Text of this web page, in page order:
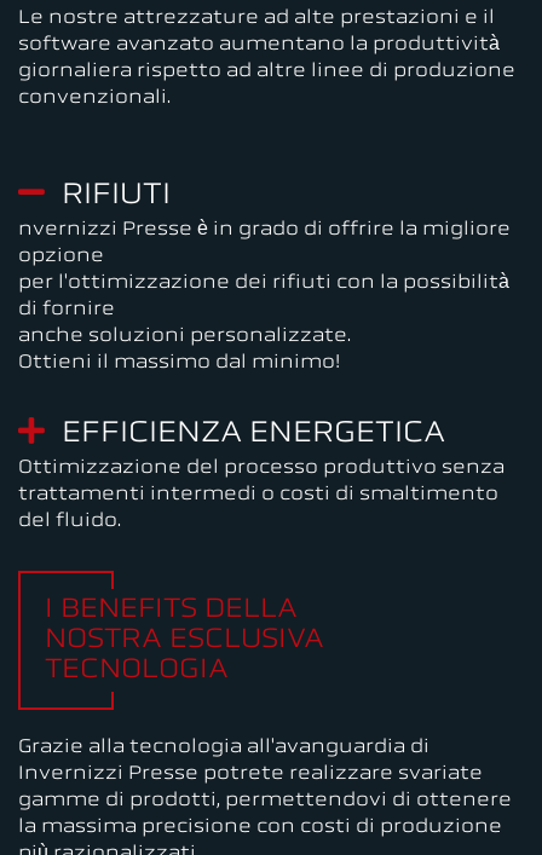
Le nostre attrezzature ad alte prestazioni e il
software avanzato aumentano la produttività
giornaliera rispetto ad altre linee di produzione
convenzionali.
RIFIUTI
nvernizzi Presse è in grado di offrire la migliore
opzione
per l'ottimizzazione dei rifiuti con la possibilità
di fornire
anche soluzioni personalizzate.
Ottieni il massimo dal minimo!
EFFICIENZA ENERGETICA
Ottimizzazione del processo produttivo senza
trattamenti intermedi o costi di smaltimento
del fluido.
I BENEFITS DELLA
NOSTRA ESCLUSIVA
TECNOLOGIA
Grazie alla tecnologia all'avanguardia di
Invernizzi Presse potrete realizzare svariate
gamme di prodotti, permettendovi di ottenere
la massima precisione con costi di produzione